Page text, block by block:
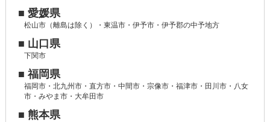
■ 愛媛県
松山市（離島は除く）・東温市・伊予市・伊予郡の中予地方
■ 山口県
下関市
■ 福岡県
福岡市・北九州市・直方市・中間市・宗像市・福津市・田川市・八女
市・みやま市・大牟田市
■ 熊本県